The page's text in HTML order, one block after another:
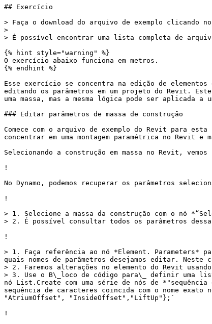
## Exercício
> Faça o download do arquivo de exemplo clicando
>
> É possível encontrar uma lista completa de
{% hint style="warning" %}
O exercício abaixo funciona em metros.
{% endhint %}
Esse exercício se concentra na edição de elementos
editando os parâmetros em um projeto do Revit.
uma massa, mas a mesma lógica pode ser aplicada
### Editar parâmetros de massa de construção
Comece com o arquivo de exemplo do Revit para
concentrar em uma montagem paramétrica no Revit e
Selecionando a construção em massa no Revit,
!
No Dynamo, podemos recuperar os parâmetros
!
> 1. Selecione a massa da construção com o nó
> 2. É possível consultar todos os parâmetros
!
> 1. Faça referência ao nó *Element. Parameters*
quais nomes de parâmetros desejamos editar. Neste
> 2. Faremos alterações no elemento do Revit usando
> 3. Use o B\_loco de código para\_ definir uma
nó List.Create com uma série de nós de
sequência de caracteres coincida com o nome
"AtriumOffset", "InsideOffset","LiftUp"};`
!